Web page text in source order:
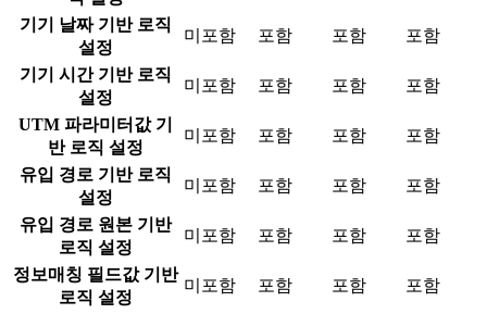
기기 날짜 기반 로직
설정
미포함 포함 포함 포함
기기 시간 기반 로직
설정
미포함 포함 포함 포함
UTM 파라미터값 기
반 로직 설정
미포함 포함 포함 포함
유입 경로 기반 로직
설정
미포함 포함 포함 포함
유입 경로 원본 기반
로직 설정
미포함 포함 포함 포함
정보매칭 필드값 기반
로직 설정
미포함 포함 포함 포함